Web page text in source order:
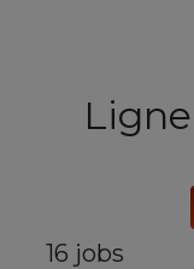
16 jobs